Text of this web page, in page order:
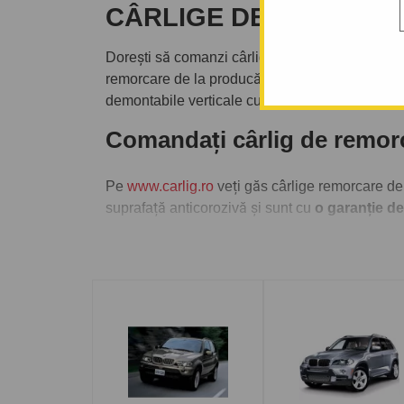
CÂRLIGE DE
Dorești să comanzi cârlig de remorcare
remorcare de la producători de top precum
demontabile verticale cu cheiță antifurt.
Comandați cârlig de
Pe www.carlig.ro veți găs cârlige remorcare
suprafață anticorozivă și sunt cu o garanție
Pentru fiecare cârlig de remorcare, aveți